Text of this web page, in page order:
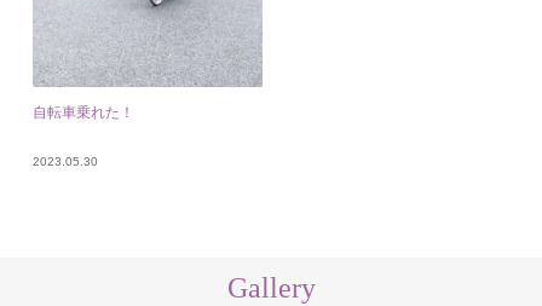
自転車乗れた！
2023.05.30
Gallery